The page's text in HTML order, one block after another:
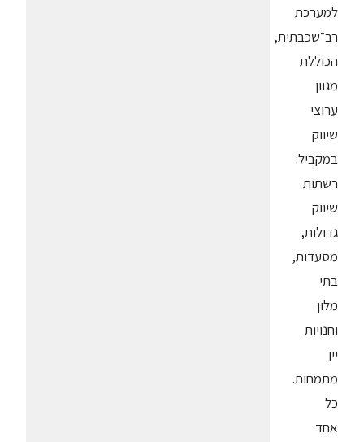
למערכת
רב־שכבתית,
הכוללת
מגוון
ערוצי
שיווק
במקביל:
רשתות
שיווק
גדולות,
מסעדות,
בתי
מלון
וחנויות
יין
מתמחות.
כל
אחד